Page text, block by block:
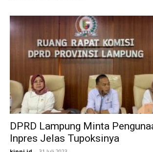
DPRD Lampung Minta
Inpres Jelas Tupoksinya